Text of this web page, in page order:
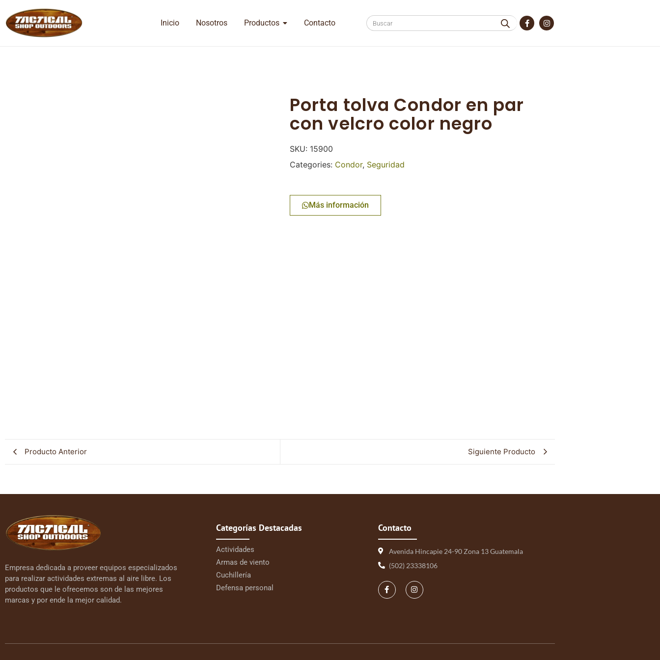
Inicio Nosotros Productos Contacto
Porta tolva Condor en par
con velcro color negro
SKU: 15900
Categories: Condor, Seguridad
Más información
Producto Anterior Siguiente Producto
Empresa dedicada a proveer equipos especializados
para realizar actividades extremas al aire libre. Los
productos que le ofrecemos son de las mejores
marcas y por ende la mejor calidad.
Categorías Destacadas
Actividades
Armas de viento
Cuchillería
Defensa personal
Contacto
Avenida Hincapie 24-90 Zona 13 Guatemala
(502) 23338106